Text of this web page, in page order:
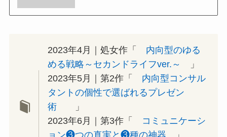
2023年4月｜処女作「 内向型のゆる
める戦略～セカンドライフver.～
」
2023年5月｜第2作「 内向型コンサル
タントの個性で選ばれるプレゼン
術 」
2023年6月｜第3作「 コミュニケーシ